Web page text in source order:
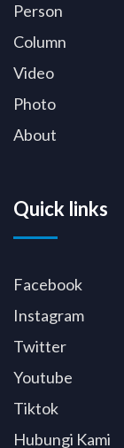
Person
Column
Video
Photo
About
Quick links
Facebook
Instagram
Twitter
Youtube
Tiktok
Hubungi Kami